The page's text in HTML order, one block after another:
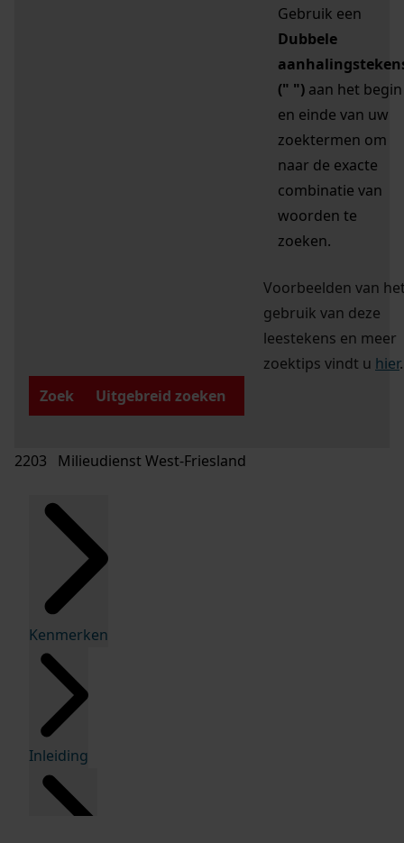
Gebruik een
Dubbele
(" ") aan het begin
en einde van uw
zoektermen om
naar de exacte
combinatie van
woorden te
zoeken.
Voorbeelden van
gebruik van deze
leestekens en meer
zoektips vindt u hier.
Zoek
Uitgebreid zoeken
2203 Milieudienst West-Friesland
Kenmerken
Inleiding